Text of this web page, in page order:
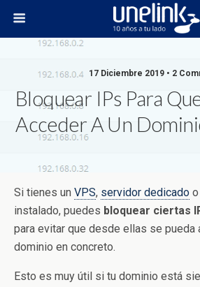
17 Diciembre 2019 • 2
Bloquear IPs Para
Acceder A Un
Si tienes un VPS, servidor dedicado o
instalado, puedes bloquear ciertas
para evitar que desde ellas se pueda
dominio en concreto.
Esto es muy útil si tu dominio está